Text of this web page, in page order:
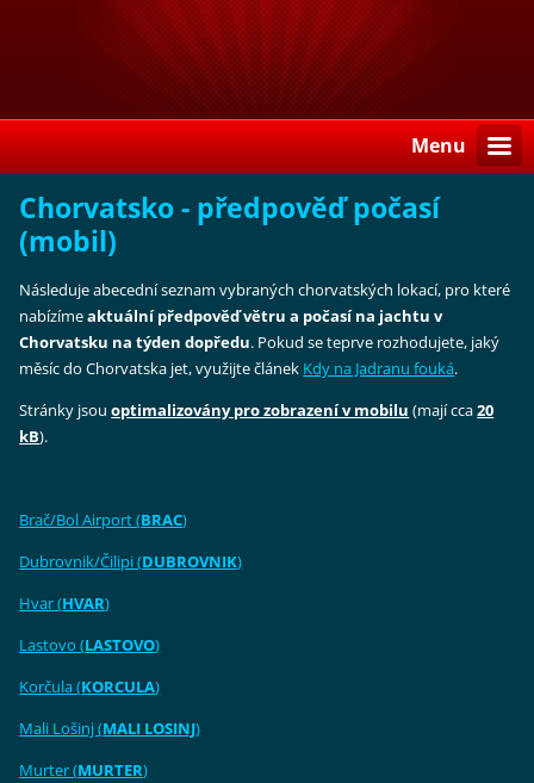
Menu
Chorvatsko - předpověď počasí
(mobil)
Následuje abecední seznam vybraných chorvatských lokací, pro které
nabízímeaktuální předpověď větru a počasí na jachtu v
Chorvatsku na týden dopředu. Pokud se teprve rozhodujete, jaký
měsíc do Chorvatska jet, využijte článek Kdy na Jadranu fouká.
Stránky jsouoptimalizovány pro zobrazení v mobilu (mají cca20
kB).
Brač/Bol Airport (BRAC)
Dubrovnik/Čilipi (DUBROVNIK)
Hvar (HVAR)
Lastovo (LASTOVO)
Korčula (KORCULA)
Mali Lošinj (MALI LOSINJ)
Murter (MURTER)